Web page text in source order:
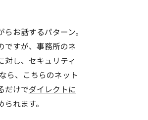
お話するパターン。
ですが、事務所のネ
対し、セキュリティ
ら、こちらのネット
だけでダイレクトに
れます。